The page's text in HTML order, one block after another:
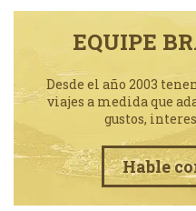
EQUIPE
Desde el año 2003
viajes a medida que
gustos,
Hable